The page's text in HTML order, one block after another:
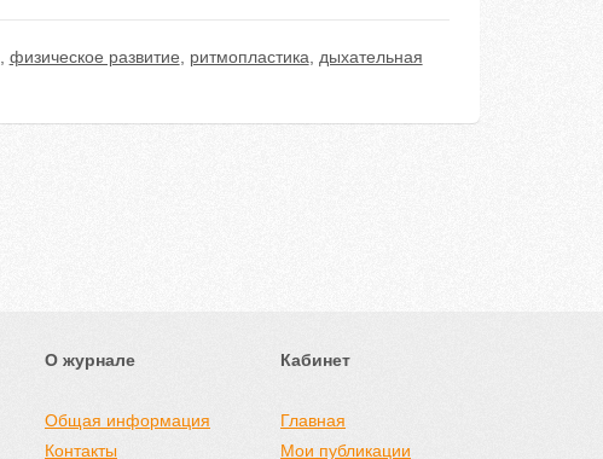
физическое развитие ритмопластика
дыхательная
О журнале
Общая информация
Контакты
Кабинет
Главная
Мои публикации